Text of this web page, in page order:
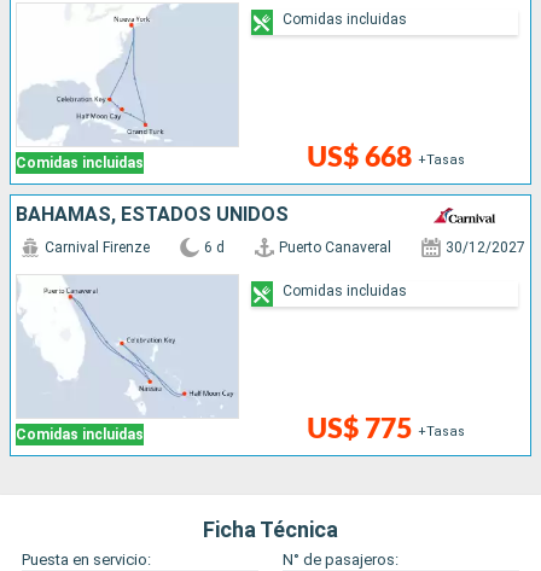
Comidas incluidas US$ 668 +Tasas
Comidas incluidas
BAHAMAS, ESTADOS UNIDOS
Comidas incluidas
Carnival Firenze 6 d Puerto Canaveral 30/12/2027
US$ 775 +Tasas
Comidas incluidas
Ficha Técnica
Puesta en servicio:
N° de pasajeros: